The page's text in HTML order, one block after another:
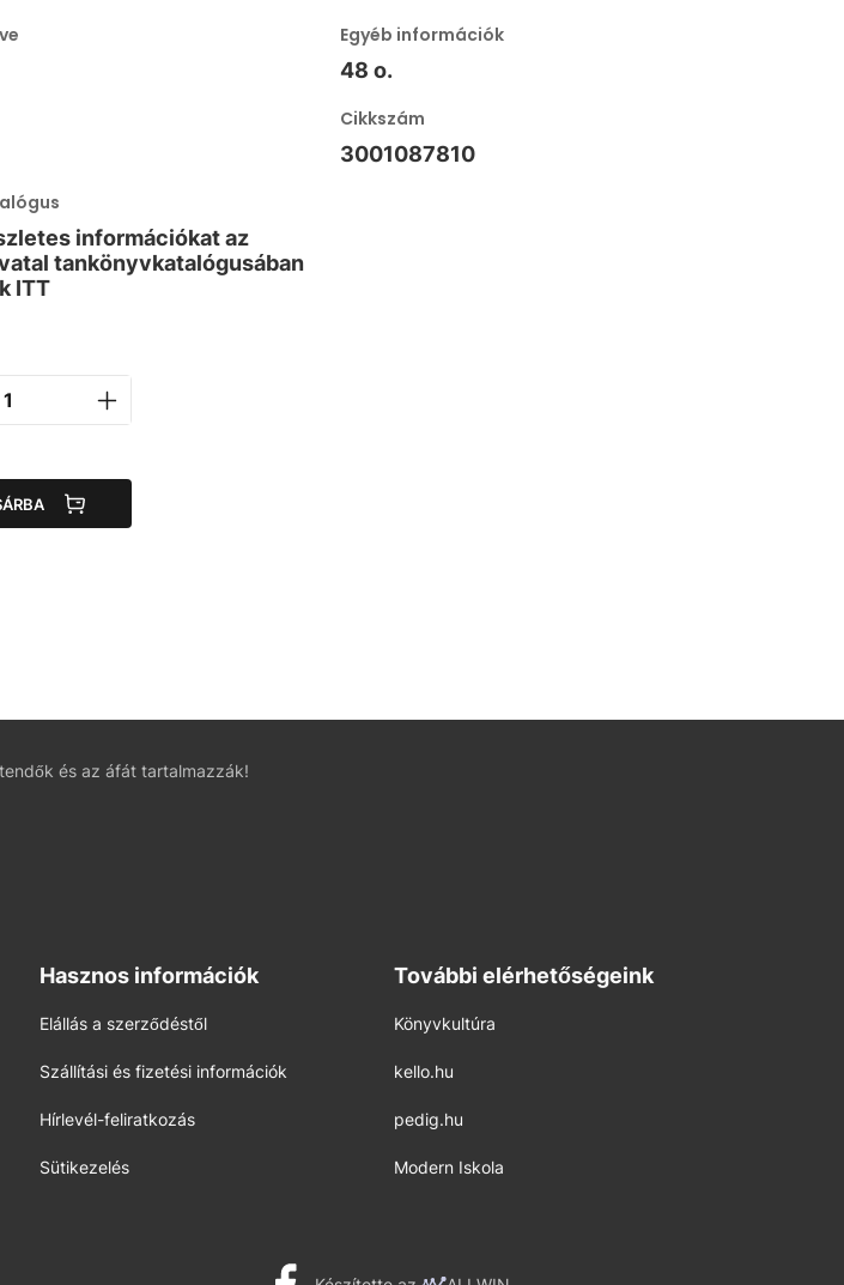
Egyéb információk
48 o.
Cikkszám
3001087810
információkat az
tankönyvkatalógusában
ITT
és az áfát tartalmazzák!
Hasznos információk
Elállás a szerződéstől
Szállítási és fizetési információk
Hírlevél-feliratkozás
Sütikezelés
További elérhetőségeink
Könyvkultúra
kello.hu
pedig.hu
Modern Iskola